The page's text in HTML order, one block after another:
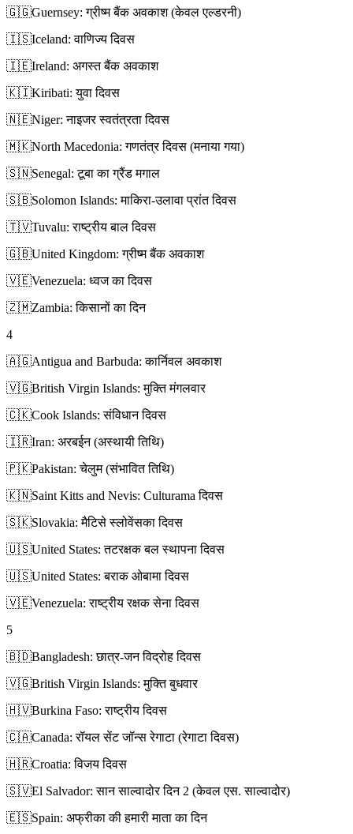
🇬🇬Guernsey: ग्रीष्म बैंक अवकाश (केवल एल्डरनी)
🇮🇸Iceland: वाणिज्य दिवस
🇮🇪Ireland: अगस्त बैंक अवकाश
🇰🇮Kiribati: युवा दिवस
🇳🇪Niger: नाइजर स्वतंत्रता दिवस
🇲🇰North Macedonia: गणतंत्र दिवस (मनाया गया)
🇸🇳Senegal: टूबा का ग्रैंड मगाल
🇸🇧Solomon Islands: माकिरा-उलावा प्रांत दिवस
🇹🇻Tuvalu: राष्ट्रीय बाल दिवस
🇬🇧United Kingdom: ग्रीष्म बैंक अवकाश
🇻🇪Venezuela: ध्वज का दिवस
🇿🇲Zambia: किसानों का दिन
4
🇦🇬Antigua and Barbuda: कार्निवल अवकाश
🇻🇬British Virgin Islands: मुक्ति मंगलवार
🇨🇰Cook Islands: संविधान दिवस
🇮🇷Iran: अरबईन (अस्थायी तिथि)
🇵🇰Pakistan: चेलुम (संभावित तिथि)
🇰🇳Saint Kitts and Nevis: Culturama दिवस
🇸🇰Slovakia: मैटिसे स्लोवेंसका दिवस
🇺🇸United States: तटरक्षक बल स्थापना दिवस
🇺🇸United States: बराक ओबामा दिवस
🇻🇪Venezuela: राष्ट्रीय रक्षक सेना दिवस
5
🇧🇩Bangladesh: छात्र-जन विद्रोह दिवस
🇻🇬British Virgin Islands: मुक्ति बुधवार
🇭🇻Burkina Faso: राष्ट्रीय दिवस
🇨🇦Canada: रॉयल सेंट जॉन्स रेगाटा (रेगाटा दिवस)
🇭🇷Croatia: विजय दिवस
🇸🇻El Salvador: सान साल्वादोर दिन 2 (केवल एस. साल्वादोर)
🇪🇸Spain: अफ्रीका की हमारी माता का दिन